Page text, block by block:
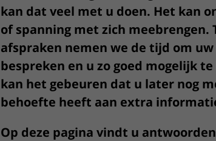
Bezoektijden
Wijzigen patiëntgegevens
Het
kan dat veel met u doen. Het kan
of spanning met zich meebrengen.
afspraken nemen we de tijd om
bespreken en u zo goed mogelijk
kan het gebeuren dat u later nog
behoefte heeft aan extra
Op deze pagina vindt u